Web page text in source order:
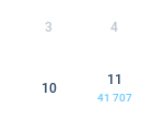
3 4
10
11
41 707